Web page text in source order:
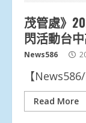
茂管處》
閃活動台
News586
【
Read More